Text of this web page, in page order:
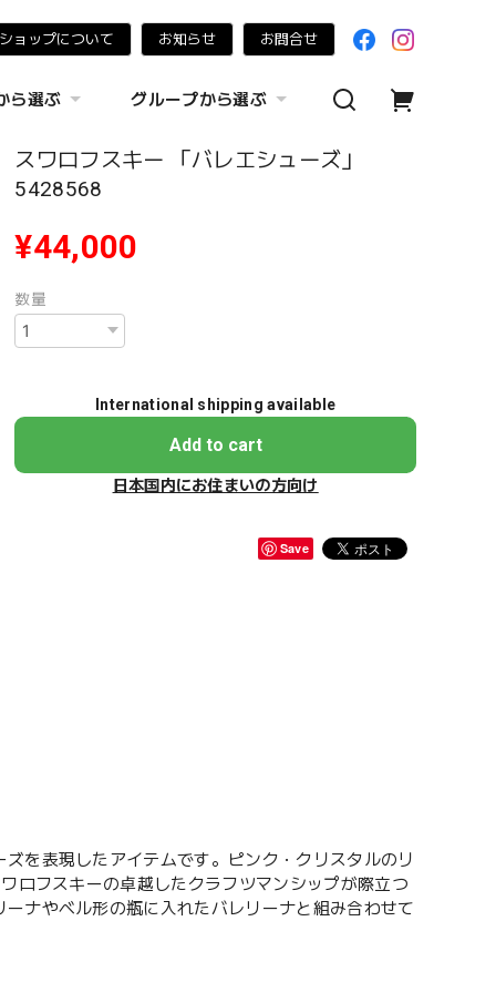
ョップについて お知らせ お問合せ
ら選ぶ グループから選ぶ
スワロフスキー 「バレエシューズ」
5428568
¥44,000
数量
International shipping available
Add to cart
日本国内にお住まいの方向け
Save
を表現したアイテムです。ピンク・クリスタルのリ
ロフスキーの卓越したクラフツマンシップが際立つ
ナやベル形の瓶に入れたバレリーナと組み合わせて